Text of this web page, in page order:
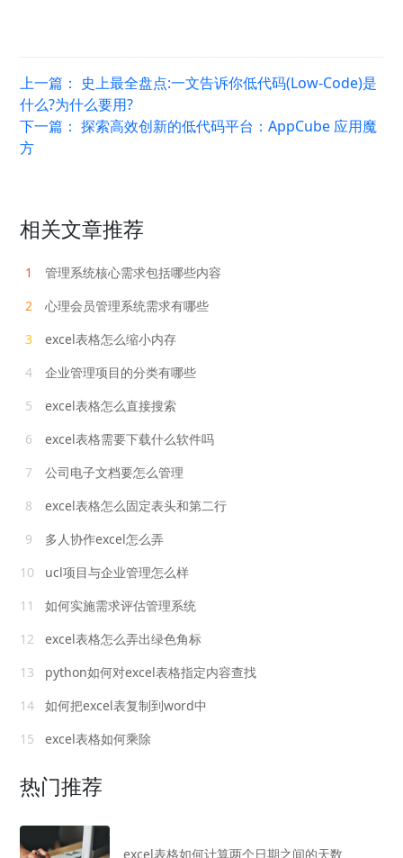
上一篇： 史上最全盘点:一文告诉你低代码(Low-Code)是
什么?为什么要用?
下一篇：探索高效创新的低代码平台：AppCube 应用魔
方
相关文章推荐
1
管理系统核心需求包括哪些内容
2
心理会员管理系统需求有哪些
3
excel表格怎么缩小内存
4
企业管理项目的分类有哪些
5
excel表格怎么直接搜索
6
excel表格需要下载什么软件吗
7
公司电子文档要怎么管理
8
excel表格怎么固定表头和第二行
9
多人协作excel怎么弄
10
ucl项目与企业管理怎么样
11
如何实施需求评估管理系统
12
excel表格怎么弄出绿色角标
13
python如何对excel表格指定内容查找
14
如何把excel表复制到word中
15
excel表格如何乘除
热门推荐
excel表格如何计算两个日期之间的天数